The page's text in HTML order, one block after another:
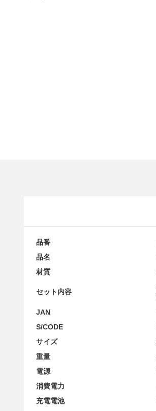
品番
品名
材質
セット内容
JAN
S/CODE
サイズ
重量
電源
消費電力
充電電池